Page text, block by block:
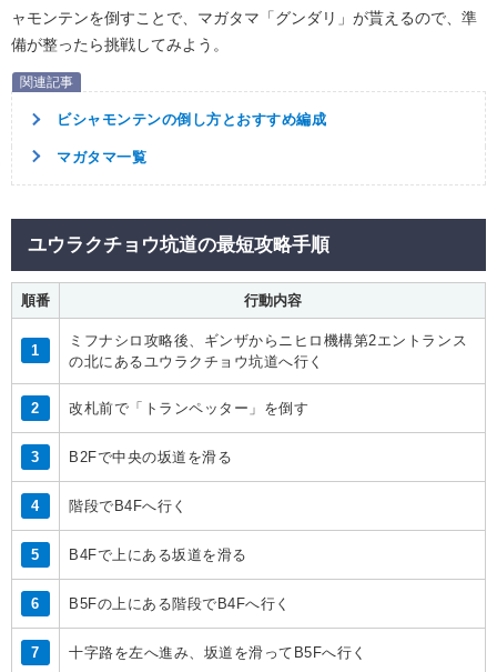
ャモンテンを倒すことで、マガタマ「グンダリ」が貰えるので、準
備が整ったら挑戦してみよう。
ビシャモンテンの倒し方とおすすめ編成
マガタマ一覧
ユウラクチョウ坑道の最短攻略手順
順番 行動内容
1
ミフナシロ攻略後、ギンザからニヒロ機構第2エントランス
の北にあるユウラクチョウ坑道へ行く
2 改札前で「トランペッター」を倒す
3 B2Fで中央の坂道を滑る
4 階段でB4Fへ行く
5 B4Fで上にある坂道を滑る
6 B5Fの上にある階段でB4Fへ行く
7 十字路を左へ進み、坂道を滑ってB5Fへ行く